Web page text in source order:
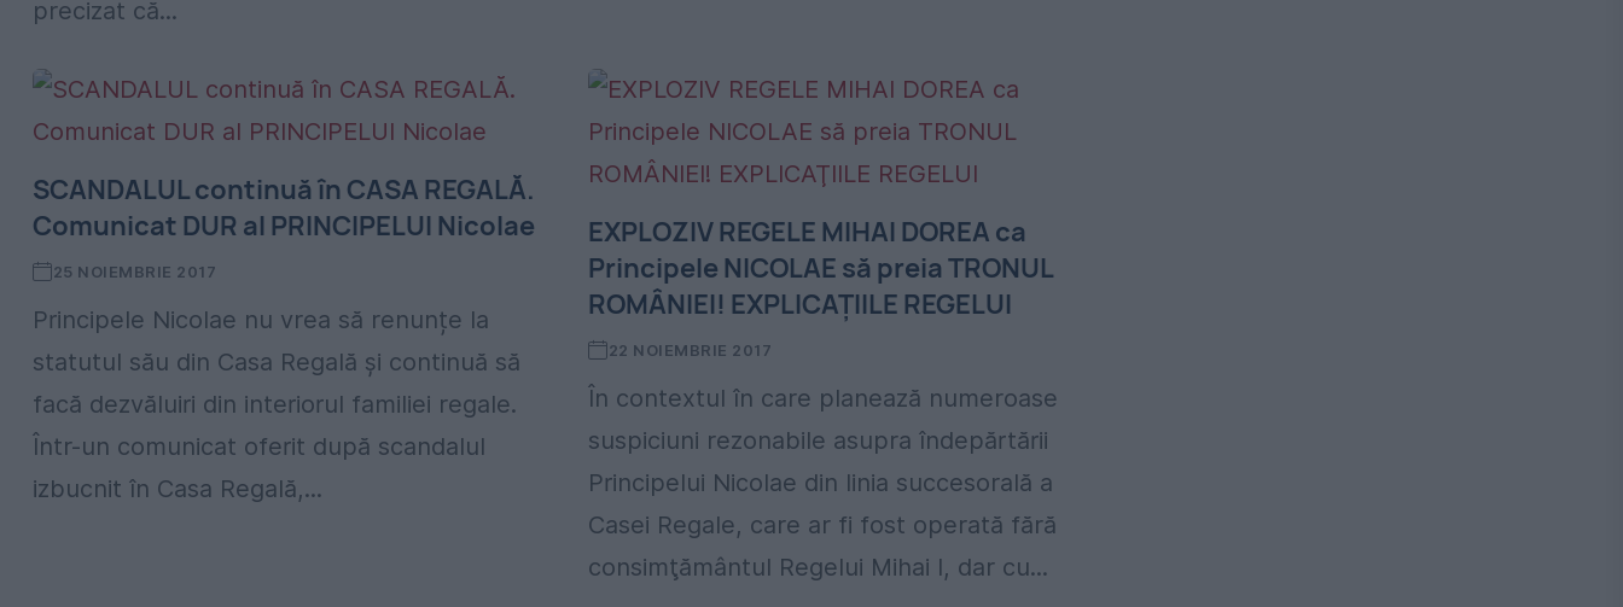
precizat că...
SCANDALUL continuă în CASA REGALĂ.
Comunicat DUR al PRINCIPELUI Nicolae
25 NOIEMBRIE 2017
Principele Nicolae nu vrea să renunțe la
statutul său din Casa Regală și continuă să
facă dezvăluiri din interiorul familiei regale.
Într-un comunicat oferit după scandalul
izbucnit în Casa Regală,...
EXPLOZIV REGELE MIHAI DOREA ca
Principele NICOLAE să preia TRONUL
ROMÂNIEI! EXPLICAŢIILE REGELUI
22 NOIEMBRIE 2017
În contextul în care planează numeroase
suspiciuni rezonabile asupra îndepărtării
Principelui Nicolae din linia succesorală a
Casei Regale, care ar fi fost operată fără
consimţământul Regelui Mihai I, dar cu...